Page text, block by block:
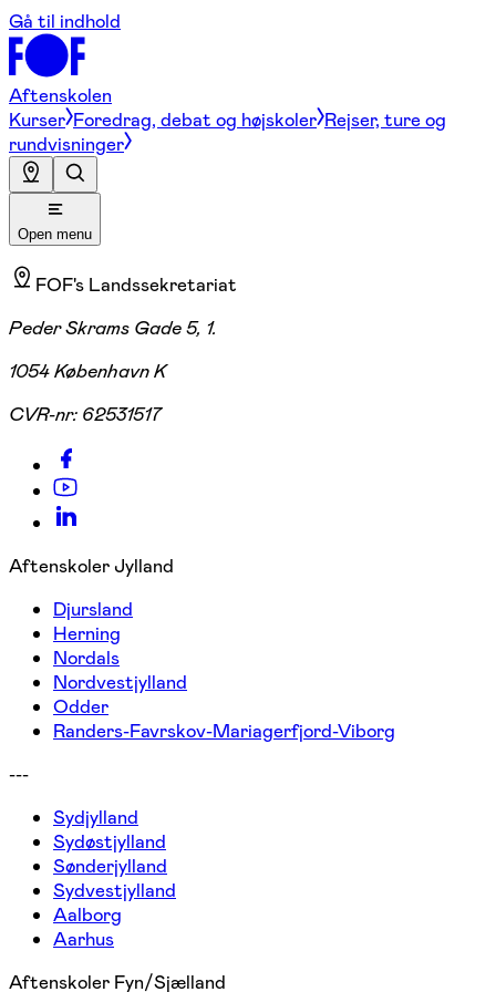
Gå til indhold
Aftenskolen
Kurser Foredrag, debat og højskoler Rejser, ture og
rundvisninger
Open menu
FOF's Landssekretariat
Peder Skrams Gade 5, 1.
1054 København K
CVR-nr: 62531517
Aftenskoler Jylland
Djursland
Herning
Nordals
Nordvestjylland
Odder
Randers-Favrskov-Mariagerfjord-Viborg
---
Sydjylland
Sydøstjylland
Sønderjylland
Sydvestjylland
Aalborg
Aarhus
Aftenskoler Fyn/Sjælland